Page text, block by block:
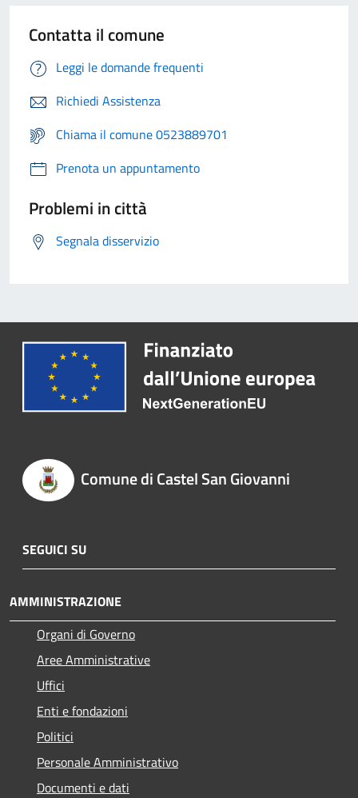
Contatta il comune
Leggi le domande frequenti
Richiedi Assistenza
Chiama il comune 0523889701
Prenota un appuntamento
Problemi in città
Segnala disservizio
Comune di Castel San Giovanni
SEGUICI SU
AMMINISTRAZIONE
Organi di Governo
Aree Amministrative
Uffici
Enti e fondazioni
Politici
Personale Amministrativo
Documenti e dati